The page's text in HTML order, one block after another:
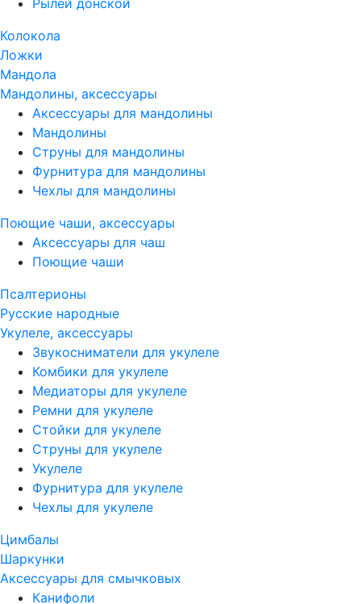
Рылей донской
Колокола
Ложки
Мандола
Мандолины, аксессуары
Аксессуары для мандолины
Мандолины
Струны для мандолины
Фурнитура для мандолины
Чехлы для мандолины
Поющие чаши, аксессуары
Аксессуары для чаш
Поющие чаши
Псалтерионы
Русские народные
Укулеле, аксессуары
Звукосниматели для укулеле
Комбики для укулеле
Медиаторы для укулеле
Ремни для укулеле
Стойки для укулеле
Струны для укулеле
Укулеле
Фурнитура для укулеле
Чехлы для укулеле
Цимбалы
Шаркунки
Аксессуары для смычковых
Канифоли